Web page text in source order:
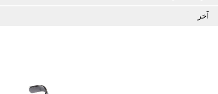
آخر